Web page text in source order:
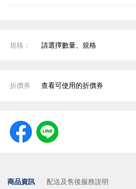
規格： 請選擇數量、規格
折價券 查看可使用的折價券
商品資訊 配送及售後服務說明